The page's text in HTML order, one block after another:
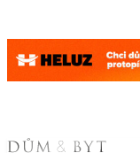
Skip to content